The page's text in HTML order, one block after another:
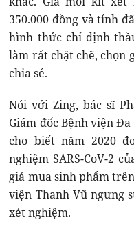
350.000 đồng và tỉnh
hình thức chỉ định
làm rất chặt chẽ, chọn
chia sẻ.
Nói với Zing, bác sĩ
Giám đốc Bệnh viện
cho biết năm 2020
nghiệm SARS-CoV-2
giá mua sinh phẩm
viện Thanh Vũ ngưng
xét nghiệm.